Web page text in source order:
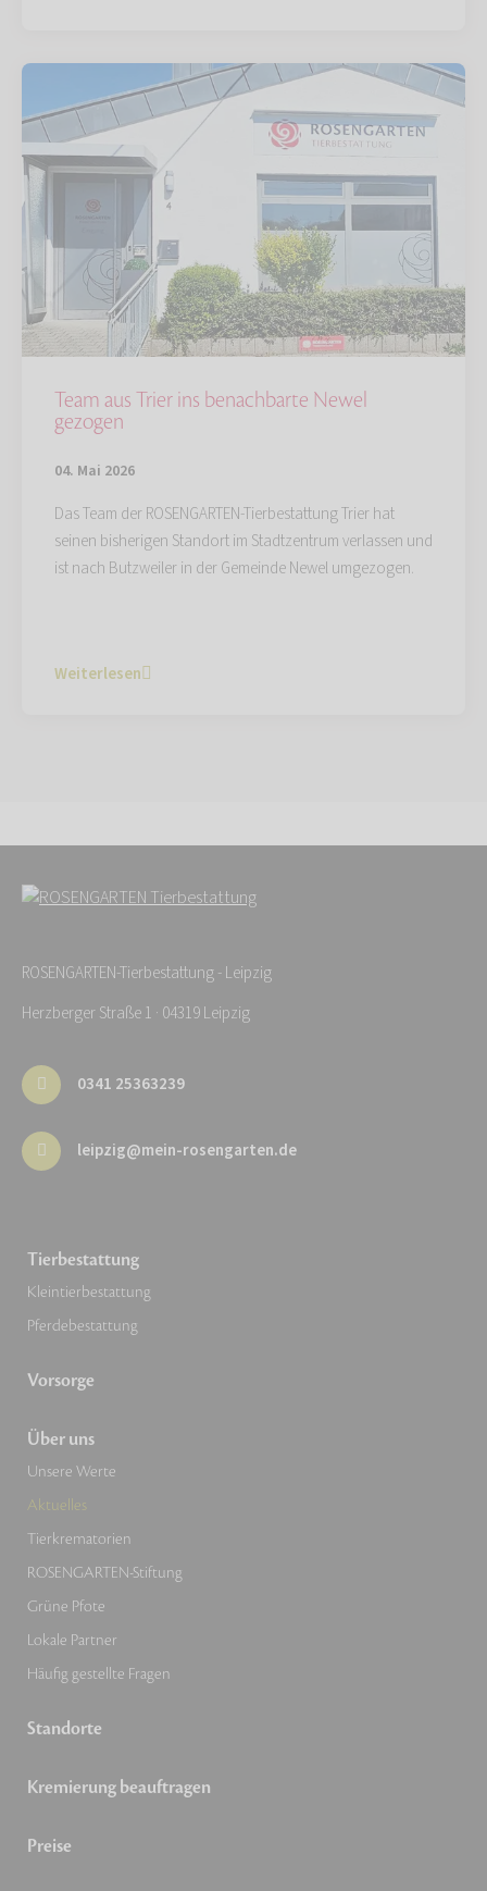
Team aus Trier ins benachbarte Newel
gezogen
04. Mai 2026
Das Team der ROSENGARTEN-Tierbestattung Trier hat
seinen bisherigen Standort im Stadtzentrum verlassen und
ist nach Butzweiler in der Gemeinde Newel umgezogen.
Weiterlesen
ROSENGARTEN-Tierbestattung - Leipzig
Herzberger Straße 1 · 04319 Leipzig
0341 25363239
leipzig@mein-rosengarten.de
Tierbestattung
Kleintierbestattung
Pferdebestattung
Vorsorge
Über uns
Unsere Werte
Aktuelles
Tierkrematorien
ROSENGARTEN-Stiftung
Grüne Pfote
Lokale Partner
Häufig gestellte Fragen
Standorte
Kremierung beauftragen
Preise